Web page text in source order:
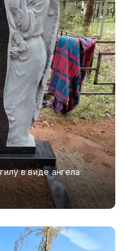
в виде ангела